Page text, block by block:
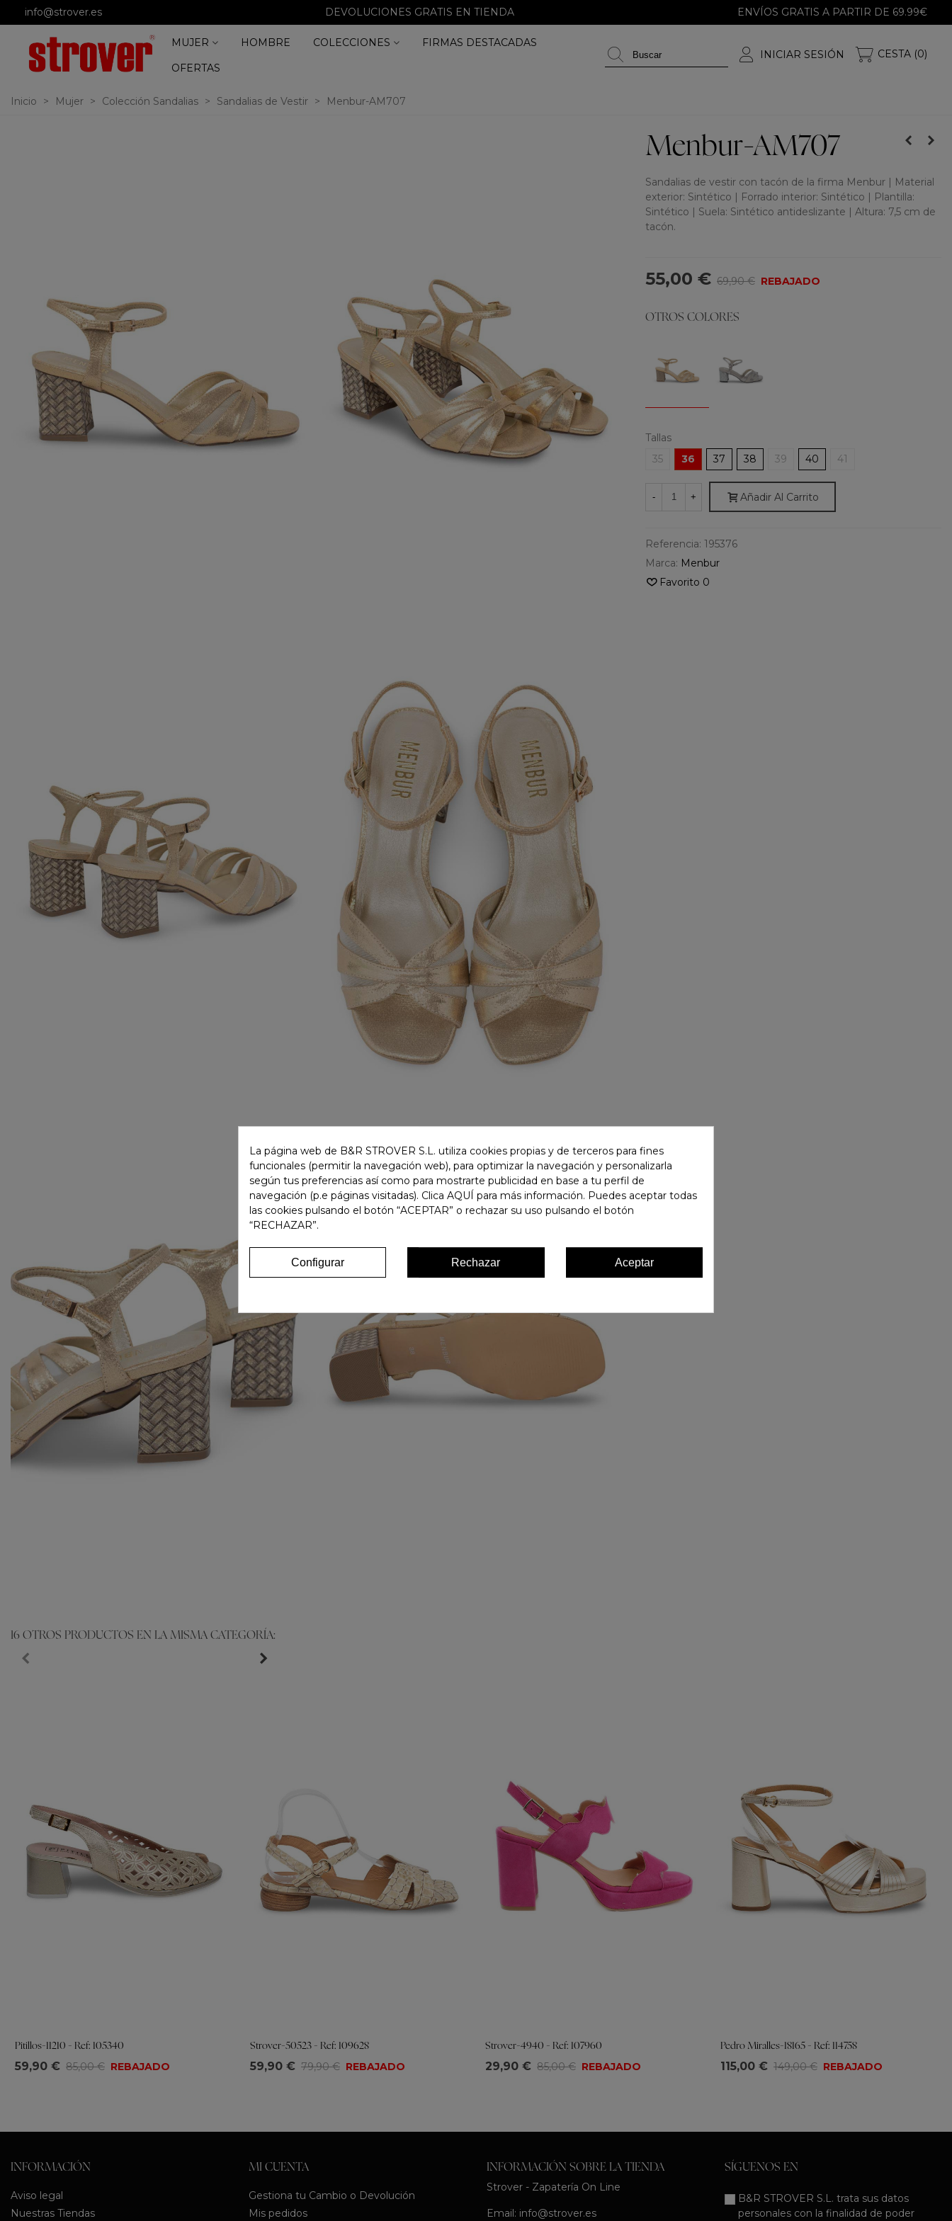
info@strover.es DEVOLUCIONES GRATIS EN TIENDA ENVÍOS GRATIS A PARTIR DE 69.99€
MUJER HOMBRE COLECCIONES
FIRMAS DESTACADAS
OFERTAS
INICIAR SESIÓN CESTA (0)
Inicio > Mujer > Colección Sandalias > Sandalias de Vestir > Menbur-AM707
Menbur-AM707
Sandalias de vestir con tacón de la firma Menbur | Material
exterior: Sintético | Forrado interior: Sintético | Plantilla:
Sintético | Suela: Sintético antideslizante | Altura: 7,5 cm de
tacón.
55,00 € 69,90 € REBAJADO
OTROS COLORES
Tallas
35
36 37 38 39 40 41
- + Añadir Al Carrito
Referencia: 195376
Marca: Menbur
Favorito 0
16 OTROS PRODUCTOS EN LA MISMA CATEGORÍA:
Tallas
Pitillos-11210 - Ref: 105340
59,90 € 85,00 € REBAJADO Tallas
Strover-50523 - Ref: 109628
59,90 € 79,90 € REBAJADO Tallas
Strover-4940 - Ref: 107960
29,90 € 85,00 € REBAJADO Tallas
Pedro Miralles-18165 - Ref: 114758
115,00 € 149,00 € REBAJADO
INFORMACIÓN
Aviso legal
Nuestras Tiendas
MI CUENTA
Gestiona tu Cambio o Devolución
Mis pedidos
INFORMACIÓN SOBRE LA TIENDA
Strover - Zapatería On Line
Email: info@strover.es
SÍGUENOS EN
B&R STROVER S.L. trata sus datos
personales con la finalidad de poder
La página web de B&R STROVER S.L. utiliza cookies propias y de terceros para fines
funcionales (permitir la navegación web), para optimizar la navegación y personalizarla
según tus preferencias así como para mostrarte publicidad en base a tu perfil de
navegación (p.e páginas visitadas). Clica AQUÍ para más información. Puedes aceptar todas
las cookies pulsando el botón “ACEPTAR” o rechazar su uso pulsando el botón
“RECHAZAR”.
Configurar Rechazar Aceptar